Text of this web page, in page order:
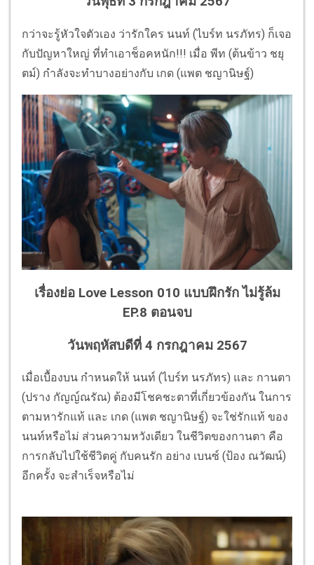
กว่าจะรู้หัวใจตัวเอง ว่ารักใคร นนท์ (ไบร์ท นรภัทร) ก็เจอ
กับปัญหาใหญ่ ที่ทำเอาช็อคหนัก!!! เมื่อ พีท (ต้นข้าว ชยุ
ตม์) กำลังจะทำบางอย่างกับ เกด (แพต ชญานิษฐ์)
เรื่องย่อ Love Lesson 010 แบบฝึกรัก ไม่รู้ล้ม
EP.8 ตอนจบ
วันพฤหัสบดีที่ 4 กรกฎาคม 2567
เมื่อเบื้องบน กำหนดให้ นนท์ (ไบร์ท นรภัทร) และ กานตา
(ปราง กัญญ์ณรัณ) ต้องมีโชคชะตาที่เกี่ยวข้องกัน ในการ
ตามหารักแท้ และ เกด (แพต ชญานิษฐ์) จะใช่รักแท้ ของ
นนท์หรือไม่ ส่วนความหวังเดียว ในชีวิตของกานตา คือ
การกลับไปใช้ชีวิตคู่ กับคนรัก อย่าง เบนซ์ (ป้อง ณวัฒน์)
อีกครั้ง จะสำเร็จหรือไม่